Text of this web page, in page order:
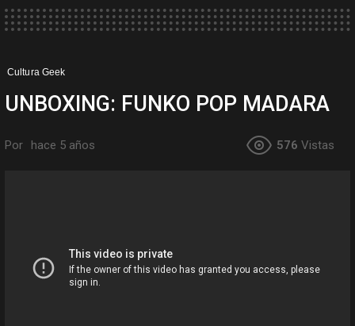
Cultura Geek
UNBOXING: FUNKO POP MADARA
Por hace 5 años 576 Vistas